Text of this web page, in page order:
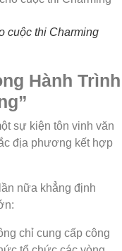
cuộc thi Charming
Hành Trình
sự kiện tôn vinh văn
địa phương kết hợp
nữa khẳng định
chỉ cung cấp công